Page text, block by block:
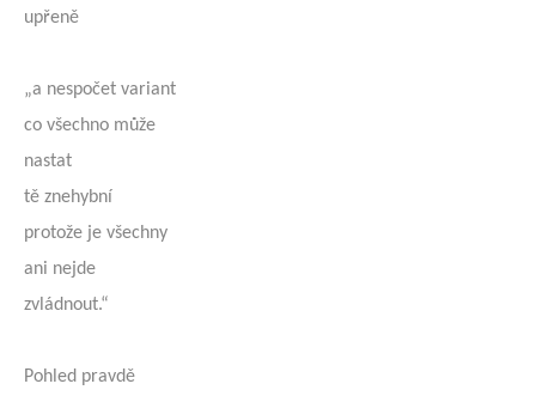
upřeně
„a nespočet variant
co všechno může
nastat
tě znehybní
protože je všechny
ani nejde
zvládnout.“
Pohled pravdě